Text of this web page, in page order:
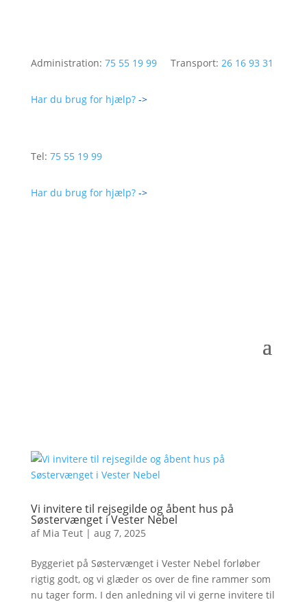
Administration: 75 55 19 99Transport: 26 16 93 31
Har du brug for hjælp? ->
Tel: 75 55 19 99
Har du brug for hjælp? ->
Vi invitere til rejsegilde og åbent hus på
Søstervænget i Vester Nebel
af Mia Teut| aug 7, 2025
Byggeriet på Søstervænget i Vester Nebel forløber
rigtig godt, og vi glæder os over de fine rammer som
nu tager form. I den anledning vil vi gerne invitere til